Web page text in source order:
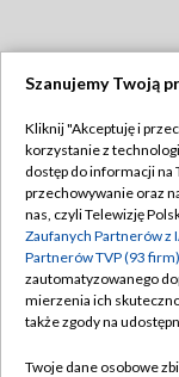
Abonament TVP
Emisja w TVP
Centrum
Naziemna
Szanujemy Twoją
Kliknij "Akceptuję i
korzystanie z
dostęp do informacji
przechowywanie oraz
nas, czyli Telewizję
Zaufanych Partnerów z
Partnerów TVP (93 firm)
zautomatyzowanego
mierzenia ich
także zgody na
Twoje dane osobowe